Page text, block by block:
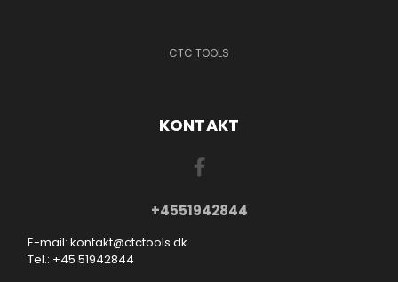
CTC TOOLS
KONTAKT
+4551942844
E-mail: kontakt@ctctools.dk
Tel.: +45 51942844